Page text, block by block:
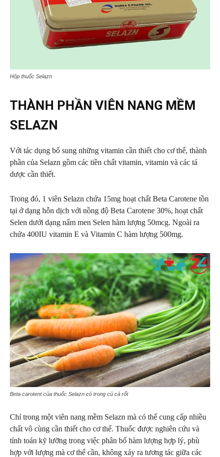
Hộp thuốc Selazn
THÀNH PHẦN VIÊN NANG MỀM
SELAZN
Với tác dụng bổ sung những vitamin cần thiết cho cơ thể, thành
phần của Selazn gồm các tiền chất vitamin, vitamin và các tá
dược cần thiết.
Trong đó, 1 viên Selazn chứa 15mg hoạt chất Beta Carotene tồn
tại ở dạng hỗn dịch với nồng độ Beta Carotene 30%, hoạt chất
Selen dưới dạng nấm men Selen hàm lượng 50mcg. Ngoài ra
chứa 400IU vitamin E và Vitamin C hàm lượng 500mg.
Beta carotent của thuốc Selazn có trong củ cà rốt
Chỉ trong một viên nang mềm Selazn mà có thể cung cấp nhiều
chất vô cùng cần thiết cho cơ thể. Thuốc được nghiên cứu và
tính toán kỹ lưỡng trong việc phân bố hàm lượng hợp lý, phù
hợp với lượng mà cơ thể cần, không xảy ra tương tác giữa các